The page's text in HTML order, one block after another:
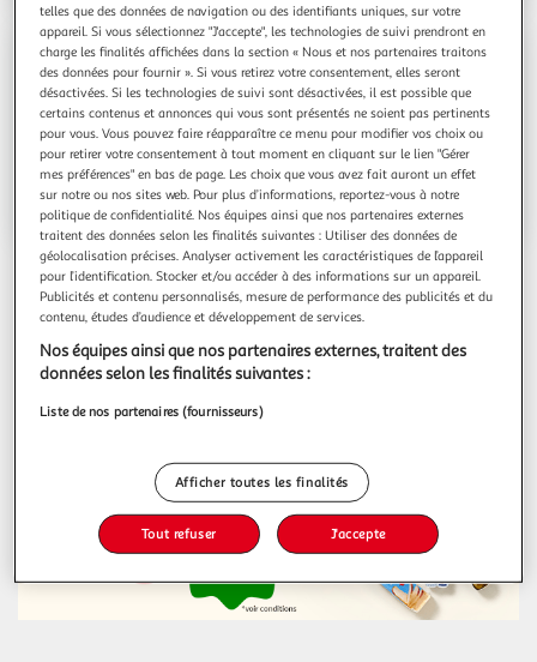
Contact
Espace sourds
Voir l'itinéraire
La sélection du moment !
telles que des données de navigation ou des identifiants uniques, sur votre
appareil. Si vous sélectionnez "J'accepte", les technologies de suivi prendront en
charge les finalités affichées dans la section « Nous et nos partenaires traitons
des données pour fournir ». Si vous retirez votre consentement, elles seront
désactivées. Si les technologies de suivi sont désactivées, il est possible que
certains contenus et annonces qui vous sont présentés ne soient pas pertinents
pour vous. Vous pouvez faire réapparaître ce menu pour modifier vos choix ou
pour retirer votre consentement à tout moment en cliquant sur le lien "Gérer
mes préférences" en bas de page. Les choix que vous avez fait auront un effet
sur notre ou nos sites web. Pour plus d’informations, reportez-vous à notre
politique de confidentialité. Nos équipes ainsi que nos partenaires externes
traitent des données selon les finalités suivantes : Utiliser des données de
géolocalisation précises. Analyser activement les caractéristiques de l’appareil
pour l’identification. Stocker et/ou accéder à des informations sur un appareil.
Publicités et contenu personnalisés, mesure de performance des publicités et du
contenu, études d’audience et développement de services.
Nos équipes ainsi que nos partenaires externes, traitent des
données selon les finalités suivantes :
Liste de nos partenaires (fournisseurs)
Afficher toutes les finalités
Tout refuser J'accepte